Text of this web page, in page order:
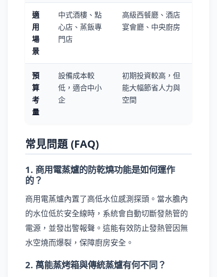
適
用
場
景
中式酒樓、點
心店、蒸飯專
門店
高級西餐廳、酒店
宴會廳、中央廚房
預
算
考
量
設備成本較
低，適合中小
企
初期投資較高，但
能大幅節省人力與
空間
常見問題 (FAQ)
1. 商用電蒸爐的防乾燒功能是如何運作
的？
商用電蒸爐內置了高低水位感測探頭。當水膽內
的水位低於安全線時，系統會自動切斷發熱管的
電源，並發出警報聲。這能有效防止發熱管因無
水空燒而爆裂，保障廚房安全。
2. 萬能蒸烤箱與傳統蒸爐有何不同？